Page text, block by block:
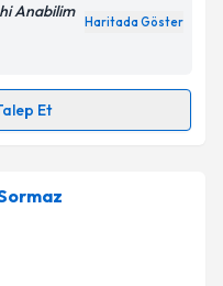
ilişkin Aydınlatma
ediyorum.
Gönder
Anabilim
Haritada Göster
Et
takvimi talebi
almanız için bir
ile bilgilendireceğiz.